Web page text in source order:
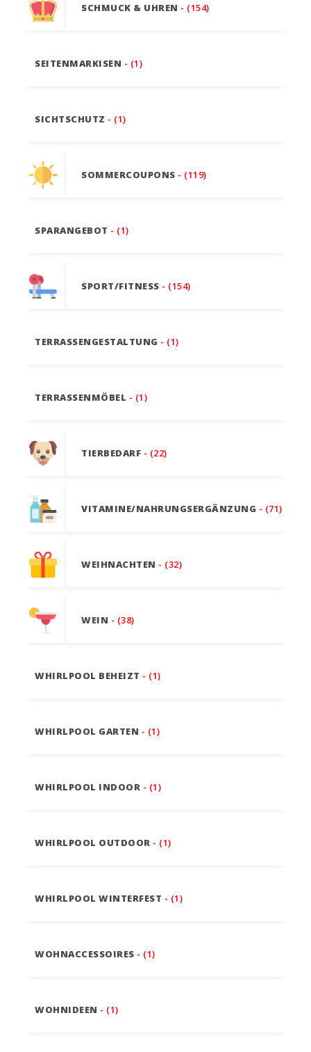
SCHMUCK & UHREN - (154)
SEITENMARKISEN - (1)
SICHTSCHUTZ - (1)
SOMMERCOUPONS - (119)
SPARANGEBOT - (1)
SPORT/FITNESS - (154)
TERRASSENGESTALTUNG - (1)
TERRASSENMÖBEL - (1)
TIERBEDARF - (22)
VITAMINE/NAHRUNGSERGÄNZUNG - (71)
WEIHNACHTEN - (32)
WEIN - (38)
WHIRLPOOL BEHEIZT - (1)
WHIRLPOOL GARTEN - (1)
WHIRLPOOL INDOOR - (1)
WHIRLPOOL OUTDOOR - (1)
WHIRLPOOL WINTERFEST - (1)
WOHNACCESSOIRES - (1)
WOHNIDEEN - (1)